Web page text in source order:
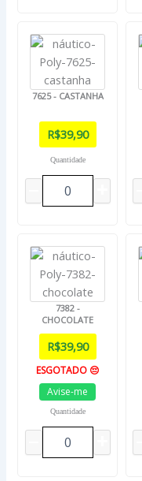
7625 - CASTANHA
R$39,90
Quantidade
7382 -
CHOCOLATE
R$39,90
ESGOTADO 😔
Avise-me
Quantidade